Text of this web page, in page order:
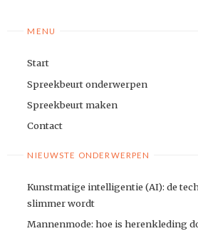
MENU
Start
Spreekbeurt onderwerpen
Spreekbeurt maken
Contact
NIEUWSTE ONDERWERPEN
Kunstmatige intelligentie (AI): de
slimmer wordt
Mannenmode: hoe is herenkleding